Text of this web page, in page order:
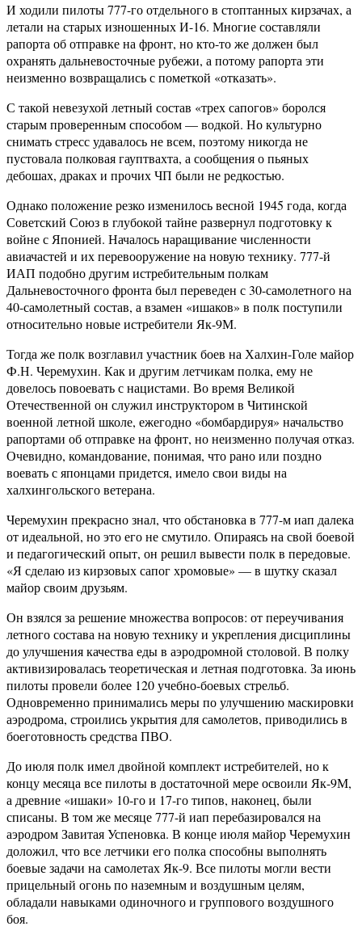
И ходили пилоты 777-го отдельного в стоптанных кирзачах, а
летали на старых изношенных И-16. Многие составляли
рапорта об отправке на фронт, но кто-то же должен был
охранять дальневосточные рубежи, а потому рапорта эти
неизменно возвращались с пометкой «отказать».
С такой невезухой летный состав «трех сапогов» боролся
старым проверенным способом — водкой. Но культурно
снимать стресс удавалось не всем, поэтому никогда не
пустовала полковая гауптвахта, а сообщения о пьяных
дебошах, драках и прочих ЧП были не редкостью.
Однако положение резко изменилось весной 1945 года, когда
Советский Союз в глубокой тайне развернул подготовку к
войне с Японией. Началось наращивание численности
авиачастей и их перевооружение на новую технику. 777-й
ИАП подобно другим истребительным полкам
Дальневосточного фронта был переведен с 30-самолетного на
40-самолетный состав, а взамен «ишаков» в полк поступили
относительно новые истребители Як-9М.
Тогда же полк возглавил участник боев на Халхин-Голе майор
Ф.Н. Черемухин. Как и другим летчикам полка, ему не
довелось повоевать с нацистами. Во время Великой
Отечественной он служил инструктором в Читинской
военной летной школе, ежегодно «бомбардируя» начальство
рапортами об отправке на фронт, но неизменно получая отказ.
Очевидно, командование, понимая, что рано или поздно
воевать с японцами придется, имело свои виды на
халхингольского ветерана.
Черемухин прекрасно знал, что обстановка в 777-м иап далека
от идеальной, но это его не смутило. Опираясь на свой боевой
и педагогический опыт, он решил вывести полк в передовые.
«Я сделаю из кирзовых сапог хромовые» — в шутку сказал
майор своим друзьям.
Он взялся за решение множества вопросов: от переучивания
летного состава на новую технику и укрепления дисциплины
до улучшения качества еды в аэродромной столовой. В полку
активизировалась теоретическая и летная подготовка. За июнь
пилоты провели более 120 учебно-боевых стрельб.
Одновременно принимались меры по улучшению маскировки
аэродрома, строились укрытия для самолетов, приводились в
боеготовность средства ПВО.
До июля полк имел двойной комплект истребителей, но к
концу месяца все пилоты в достаточной мере освоили Як-9М,
а древние «ишаки» 10-го и 17-го типов, наконец, были
списаны. В том же месяце 777-й иап перебазировался на
аэродром Завитая Успеновка. В конце июля майор Черемухин
доложил, что все летчики его полка способны выполнять
боевые задачи на самолетах Як-9. Все пилоты могли вести
прицельный огонь по наземным и воздушным целям,
обладали навыками одиночного и группового воздушного
боя.